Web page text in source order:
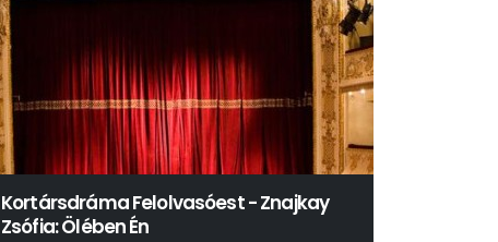
Kortársdráma Felolvasóest - Znajkay
Zsófia: Ölében Én